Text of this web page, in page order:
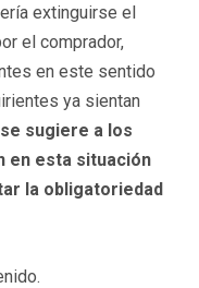
extinguirse el
el comprador,
en este sentido
ya sientan
sugiere a los
en esta situación
la obligatoriedad